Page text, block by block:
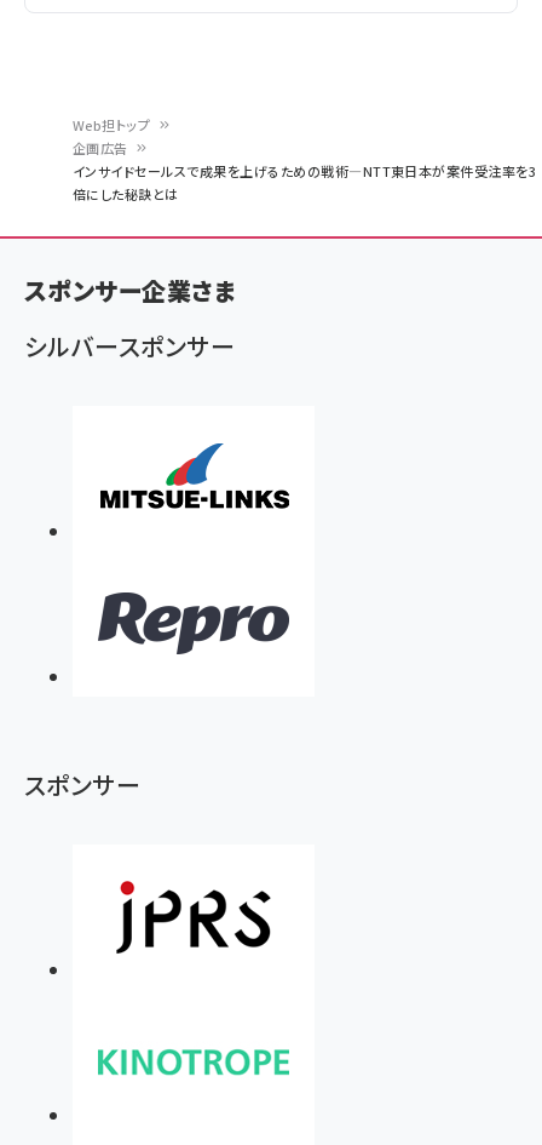
く
ず
Web担トップ
企画広告
インサイドセールスで成果を上げるための戦術―NTT東日本が案件受注率を3
倍にした秘訣とは
スポンサー企業さま
シルバースポンサー
スポンサー